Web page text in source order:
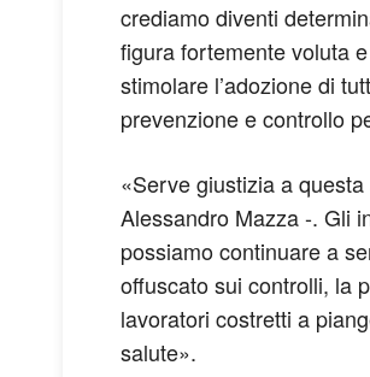
crediamo diventi
figura fortemente voluta
stimolare l’adozione di
prevenzione e controllo
«Serve giustizia a
Alessandro Mazza -. Gli
possiamo continuare a
offuscato sui controlli, la
lavoratori costretti a
salute».